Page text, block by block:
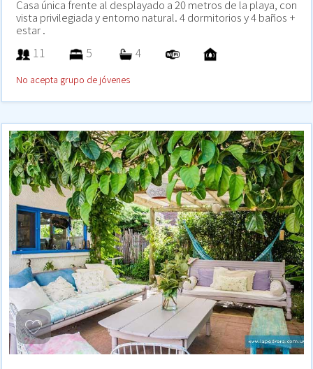
Casa única frente al desplayado a 20 metros de la playa, con
vista privilegiada y entorno natural. 4 dormitorios y 4 baños +
estar .
11 5 4
No acepta grupo de jóvenes